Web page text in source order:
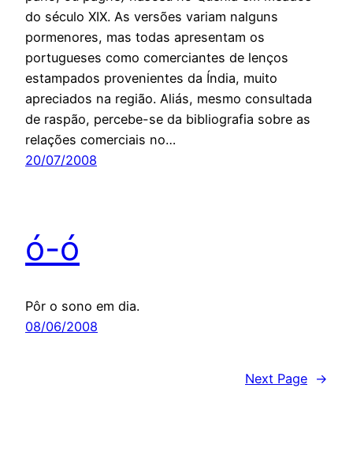
do século XIX. As versões variam nalguns
pormenores, mas todas apresentam os
portugueses como comerciantes de lenços
estampados provenientes da Índia, muito
apreciados na região. Aliás, mesmo consultada
de raspão, percebe-se da bibliografia sobre as
relações comerciais no…
20/07/2008
ó-ó
Pôr o sono em dia.
08/06/2008
Next Page →